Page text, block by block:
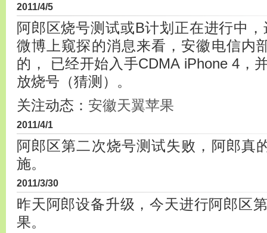
2011/4/5
阿郎区烧号测试或B计划正在进行中
微博上窥探的消息来看，安徽电信内
的， 已经开始入手CDMA iPhone 4，
放烧号（猜测）。
关注动态： 安徽天翼苹果
2011/4/1
阿郎区第二次烧号测试失败，阿郎真
施。
2011/3/30
昨天阿郎设备升级，今天进行阿郎区
果。